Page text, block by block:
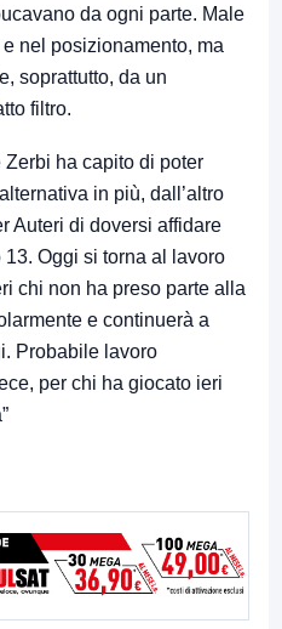
da ogni parte. Male
nel posizionamento, ma
soprattutto, da un
filtro.
Zerbi ha capito di poter
in più, dall’altro
Auteri di doversi affidare
Oggi si torna al lavoro
chi non ha preso parte alla
e continuerà a
Probabile lavoro
per chi ha giocato ieri